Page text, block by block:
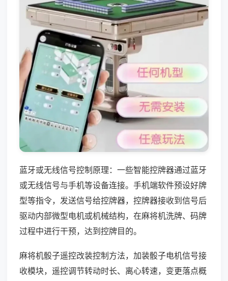
蓝牙或无线信号控制原理：一些智能控牌器通过蓝牙
或无线信号与手机等设备连接。手机端软件预设好牌
型等指令，发送信号给控牌器，控牌器接收到信号后
驱动内部微型电机或机械结构，在麻将机洗牌、码牌
过程中进行干预，达到控牌目的。
麻将机骰子遥控改装控制方法，加装骰子电机信号接
收模块，遥控调节转动时长、离心转速，变更落点概